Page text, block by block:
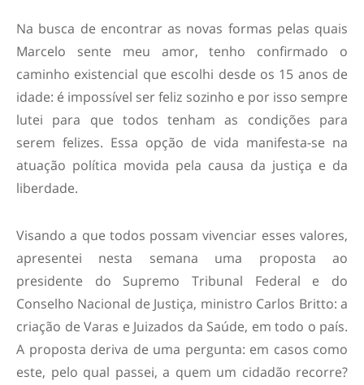
Na busca de encontrar as novas formas pelas quais
Marcelo sente meu amor, tenho confirmado o
caminho existencial que escolhi desde os 15 anos de
idade: é impossível ser feliz sozinho e por isso sempre
lutei para que todos tenham as condições para
serem felizes. Essa opção de vida manifesta-se na
atuação política movida pela causa da justiça e da
liberdade.
Visando a que todos possam vivenciar esses valores,
apresentei nesta semana uma proposta ao
presidente do Supremo Tribunal Federal e do
Conselho Nacional de Justiça, ministro Carlos Britto: a
criação de Varas e Juizados da Saúde, em todo o país.
A proposta deriva de uma pergunta: em casos como
este, pelo qual passei, a quem um cidadão recorre?